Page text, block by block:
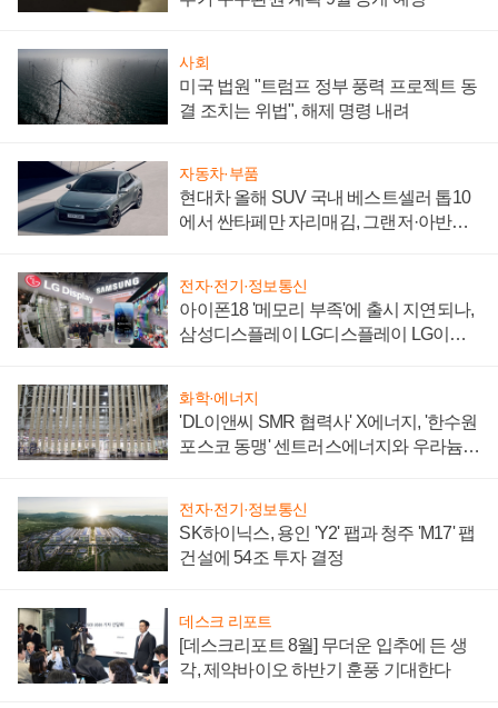
사회
미국 법원 "트럼프 정부 풍력 프로젝트 동
결 조치는 위법", 해제 명령 내려
자동차·부품
현대차 올해 SUV 국내 베스트셀러 톱10
에서 싼타페만 자리매김, 그랜저·아반떼
전자·전기·정보통신
아이폰18 '메모리 부족'에 출시 지연되나,
삼성디스플레이 LG디스플레이 LG이노
화학·에너지
'DL이앤씨 SMR 협력사' X에너지, '한수원
포스코 동맹' 센트러스에너지와 우라늄
전자·전기·정보통신
SK하이닉스, 용인 'Y2' 팹과 청주 'M17' 팹
건설에 54조 투자 결정
데스크 리포트
[데스크리포트 8월] 무더운 입추에 든 생
각, 제약바이오 하반기 훈풍 기대한다